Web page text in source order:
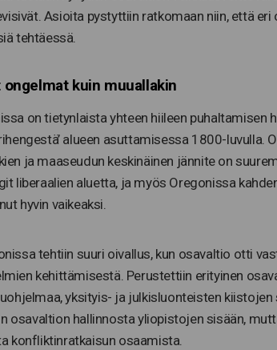
Asioita pystyttiin ratkomaan niin, että
tehtäessä.
ongelmat kuin muuallakin
on tietynlaista yhteen hiileen puhaltamisen
alueen asuttamisessa 1800-
ja maaseudun keskinäinen jännite on
liberaalien aluetta, ja myös Oregonissa
hyvin vaikeaksi.
tehtiin suuri oivallus, kun osavaltio otti
kehittämisestä. Perustettiin erityinen
yksityis- ja julkisluonteisten
osavaltion hallinnosta yliopistojen sisään,
konfliktinratkaisun osaamista.